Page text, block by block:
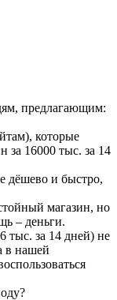
предлагающим:
которые
за 16000 тыс. за 14
дёшево и быстро,
магазин, но
– деньги.
тыс. за 14 дней) не
в нашей